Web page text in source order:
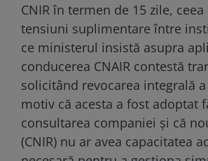
CNIR în termen de 15 zile,
tensiuni suplimentare între
ce ministerul insistă asupra
conducerea CNAIR contestă
solicitând revocarea integrală
motiv că acesta a fost adoptat
consultarea companiei și că
(CNIR) nu ar avea capacitatea